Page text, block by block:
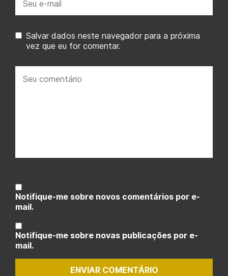
mail:
Salvar dados neste navegador para a próxima
vez que eu for comentar.
comentário:
Notifique-me sobre novos comentários por e-
mail.
Notifique-me sobre novas publicações por e-
mail.
ENVIAR COMENTÁRIO